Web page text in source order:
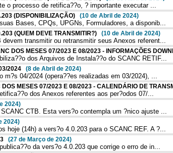
o processo de retifica??o, ? importante executar ...
(DISPONIBILIZAÇÃO) (10 de Abril de 2024)
Bases, CPQs, UPGNs, Formuladores, a disponib...
(QUEM DEVE TRANSMITIR?) (10 de Abril de 2024)
transmitir ou retransmitir seus Anexos referent...
DOS MESES 07/2023 E 08/2023 - INFORMAÇÕES
dos Arquivos de Instala??o do SCANC RETIF...
2024 (8 de Abril de 2024)
m?s 04/2024 (opera??es realizadas em 03/2024), ...
MESES 07/2023 E 08/2023 - CALENDÁRIO DE
dos Anexos referentes aos per?odos 07/...
2024)
CTB. Esta vers?o contempla um ?nico ajuste ...
2024)
hoje (14h) a vers?o 4.0.203 para o SCANC REF. A ?...
(27 de Março de 2024)
da vers?o 4.0.203 que corrige o erro de in...